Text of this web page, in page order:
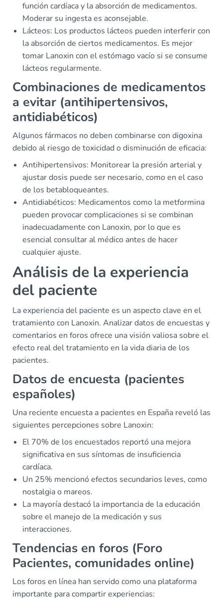
función cardíaca y la absorción de medicamentos.
Moderar su ingesta es aconsejable.
Lácteos: Los productos lácteos pueden interferir con
la absorción de ciertos medicamentos. Es mejor
tomar Lanoxin con el estómago vacío si se consume
lácteos regularmente.
Combinaciones de medicamentos
a evitar (antihipertensivos,
antidiabéticos)
Algunos fármacos no deben combinarse con digoxina
debido al riesgo de toxicidad o disminución de eficacia:
Antihipertensivos: Monitorear la presión arterial y
ajustar dosis puede ser necesario, como en el caso
de los betabloqueantes.
Antidiabéticos: Medicamentos como la metformina
pueden provocar complicaciones si se combinan
inadecuadamente con Lanoxin, por lo que es
esencial consultar al médico antes de hacer
cualquier ajuste.
Análisis de la experiencia
del paciente
La experiencia del paciente es un aspecto clave en el
tratamiento con Lanoxin. Analizar datos de encuestas y
comentarios en foros ofrece una visión valiosa sobre el
efecto real del tratamiento en la vida diaria de los
pacientes.
Datos de encuesta (pacientes
españoles)
Una reciente encuesta a pacientes en España reveló las
siguientes percepciones sobre Lanoxin:
El 70% de los encuestados reportó una mejora
significativa en sus síntomas de insuficiencia
cardíaca.
Un 25% mencionó efectos secundarios leves, como
nostalgia o mareos.
La mayoría destacó la importancia de la educación
sobre el manejo de la medicación y sus
interacciones.
Tendencias en foros (Foro
Pacientes, comunidades online)
Los foros en línea han servido como una plataforma
importante para compartir experiencias: